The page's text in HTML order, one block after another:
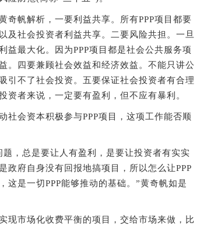
帆解析，一要利益共享。所有PPP项目都要
及社会投资者利益共享。二要风险共担。一旦
益最大化。因为PPP项目都是社会公共服务项
。四要兼顾社会效益和经济效益。不能只讲公
引不了社会投资。五要保证社会投资者有合理
资者来说，一定要有盈利，但不应有暴利。
会资本积极参与PPP项目，这项工作能否顺
，总是要让人有盈利，是要让投资者有实实
政府自身没有回报地搞项目，所以怎么让PPP
这是一切PPP能够推动的基础。”黄奇帆如是
市场化收费平衡的项目，交给市场来做，比